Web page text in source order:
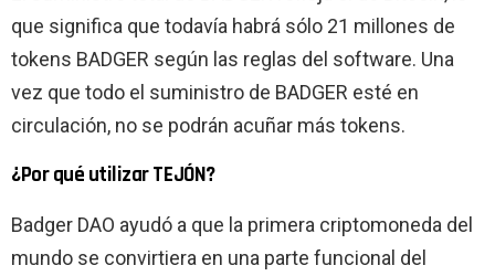
que significa que todavía habrá sólo 21 millones de
tokens BADGER según las reglas del software. Una
vez que todo el suministro de BADGER esté en
circulación, no se podrán acuñar más tokens.
¿Por qué utilizar TEJÓN?
Badger DAO ayudó a que la primera criptomoneda del
mundo se convirtiera en una parte funcional del